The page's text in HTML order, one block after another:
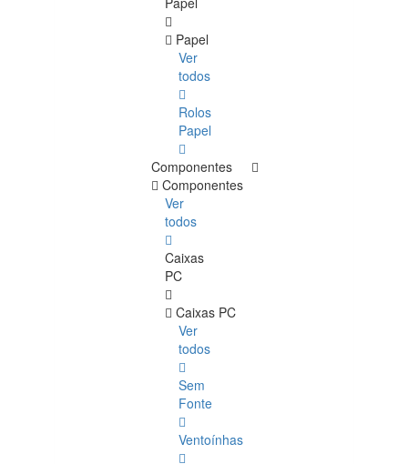
Papel
Ver
todos
Rolos
Papel
Componentes
Componentes
Ver
todos
Caixas
PC
Caixas PC
Ver
todos
Sem
Fonte
Ventoínhas